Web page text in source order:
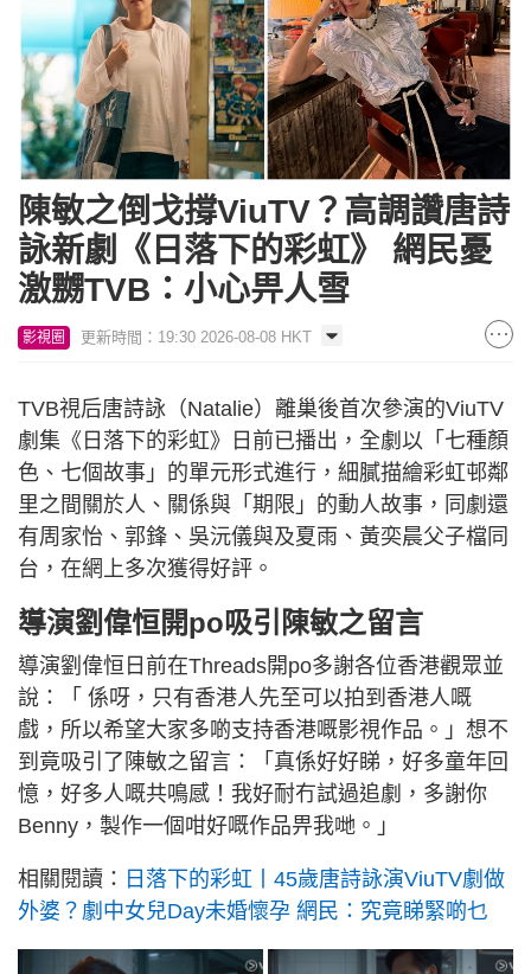
陳敏之倒戈撐ViuTV？高調讚唐詩
詠新劇《日落下的彩虹》 網民憂
激嬲TVB：小心畀人雪
影視圈 更新時間：19:30 2026-08-08 HKT
TVB視后唐詩詠（Natalie）離巢後首次參演的ViuTV
劇集《日落下的彩虹》日前已播出，全劇以「七種顏
色、七個故事」的單元形式進行，細膩描繪彩虹邨鄰
里之間關於人、關係與「期限」的動人故事，同劇還
有周家怡、郭鋒、吳沅儀與及夏雨、黃奕晨父子檔同
台，在網上多次獲得好評。
導演劉偉恒開po吸引陳敏之留言
導演劉偉恒日前在Threads開po多謝各位香港觀眾並
說：「 係呀，只有香港人先至可以拍到香港人嘅
戲，所以希望大家多啲支持香港嘅影視作品。」想不
到竟吸引了陳敏之留言：「真係好好睇，好多童年回
憶，好多人嘅共鳴感！我好耐冇試過追劇，多謝你
Benny，製作一個咁好嘅作品畀我哋。」
相關閱讀： 日落下的彩虹丨45歲唐詩詠演ViuTV劇做
外婆？劇中女兒Day未婚懷孕 網民：究竟睇緊啲乜